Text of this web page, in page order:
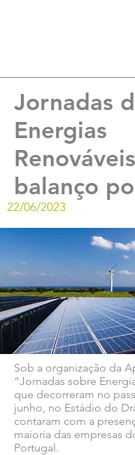
Jornadas
Energias
balanço
22/06/2023
Sob a organização da
“Jornadas sobre
que decorreram no
junho, no Estádio do
contaram com a
maioria das empresas
Portugal.